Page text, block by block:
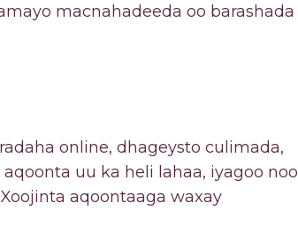
macnahadeeda oo barashada
online, dhageysto culimada,
uu ka heli lahaa, iyagoo noo
aqoontaaga waxay